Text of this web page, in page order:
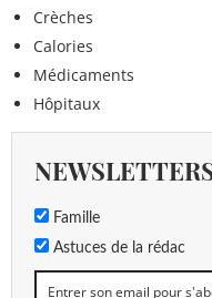
Crèches
Calories
Médicaments
Hôpitaux
Famille
Astuces de la rédac